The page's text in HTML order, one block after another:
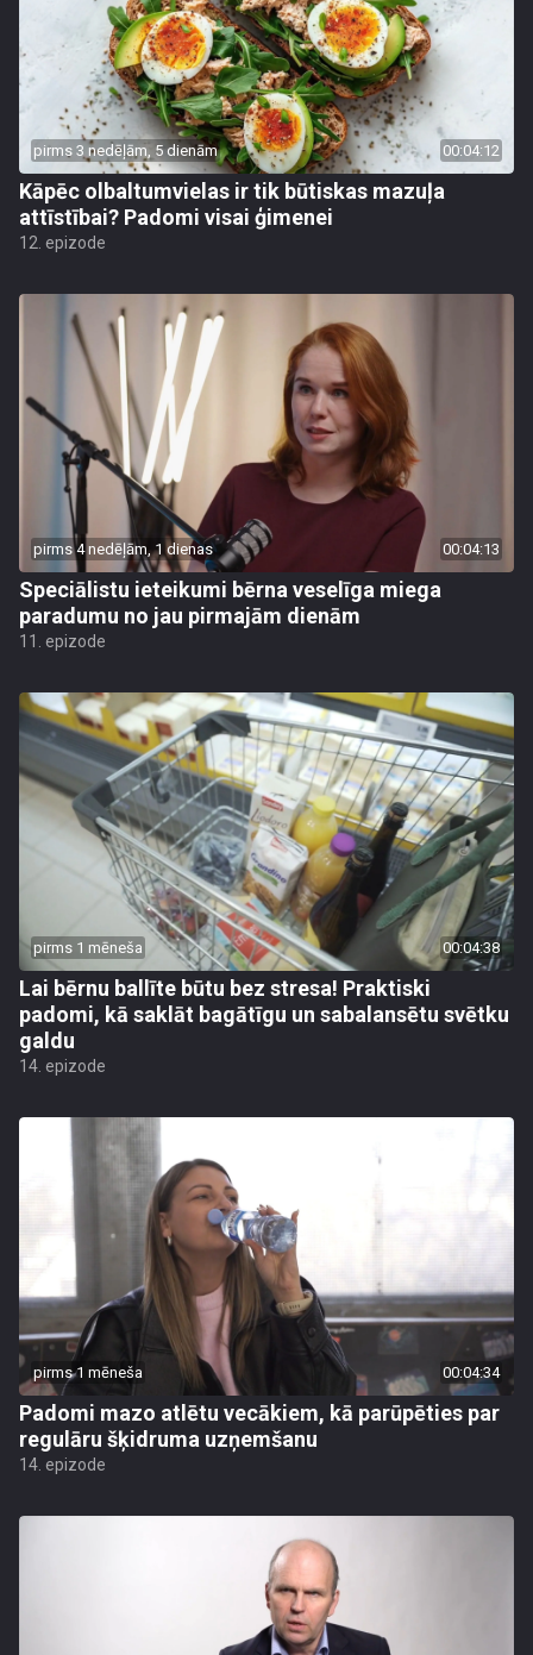
pirms 3 nedēļām, 5 dienām 00:04:12
Kāpēc olbaltumvielas ir tik būtiskas mazuļa
attīstībai? Padomi visai ģimenei
12. epizode
pirms 4 nedēļām, 1 dienas 00:04:13
Speciālistu ieteikumi bērna veselīga miega
paradumu no jau pirmajām dienām
11. epizode
pirms 1 mēneša 00:04:38
Lai bērnu ballīte būtu bez stresa! Praktiski
padomi, kā saklāt bagātīgu un sabalansētu svētku
galdu
14. epizode
pirms 1 mēneša 00:04:34
Padomi mazo atlētu vecākiem, kā parūpēties par
regulāru šķidruma uzņemšanu
14. epizode